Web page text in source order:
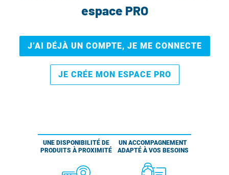
espace PRO
J’AI DÉJÀ UN COMPTE, JE ME CONNECTE
JE CRÉE MON ESPACE PRO
UNE DISPONIBILITÉ DE
PRODUITS À PROXIMITÉ
UN ACCOMPAGNEMENT
ADAPTÉ À VOS BESOINS